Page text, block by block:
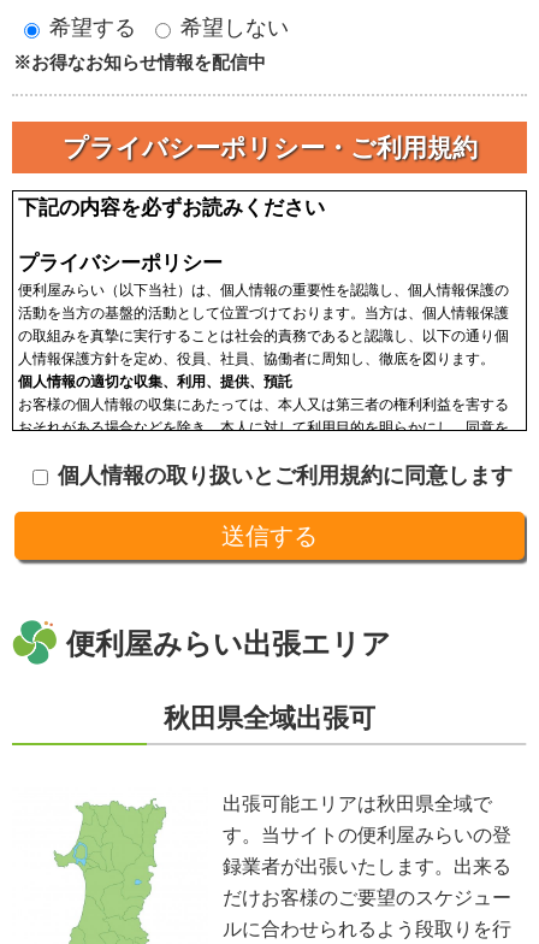
希望する 希望しない
※お得なお知らせ情報を配信中
プライバシーポリシー・ご利用規約
下記の内容を必ずお読みください
プライバシーポリシー
便利屋みらい（以下当社）は、個人情報の重要性を認識し、個人情報保護の
活動を当方の基盤的活動として位置づけております。当方は、個人情報保護
の取組みを真摯に実行することは社会的責務であると認識し、以下の通り個
人情報保護方針を定め、役員、社員、協働者に周知し、徹底を図ります。
個人情報の適切な収集、利用、提供、預託
お客様の個人情報の収集にあたっては、本人又は第三者の権利利益を害する
おそれがある場合などを除き、本人に対して利用目的を明らかにし、同意を
範囲を限定し、適切に取り扱います。収集した個人情報は、法令に基づく命
十分な個人情報保護の水準を備える者を選び、また、契約等によって保護水
準を守るよう定めた上で、指導・管理を実施し、適切に取り扱います。
す。個人情報の滅失、き損、漏えいおよび不正アクセスなどの予防ならびに
是正。当方は、お客様の個人情報を厳格に管理し、滅失、き損、漏えいや不
情報の取扱いと運用に関する具体的ルールを定め、責任者を設けます。
個人情報に関する法令およびその他の規範の遵守
当社の役員、社員、協働者は、個人情報保護や通信の秘密に関する法令やガ
人情報保護が効果的に実施されるよう、個人情報保護方針および社内規程類
を継続して改善します。
個人情報の取扱いに関する問い合わせおよび相談窓口
当方所定の窓口にて、合理的な範囲で対応いたします。
[お問い合わせ先]
便利屋みらい
お問い合わせ方法：メールフォーム
個人情報の取り扱いとご利用規約に同意します
便利屋みらい出張エリア
秋田県全域出張可
出張可能エリアは秋田県全域で
す。当サイトの便利屋みらいの登
録業者が出張いたします。出来る
だけお客様のご要望のスケジュー
ルに合わせられるよう段取りを行